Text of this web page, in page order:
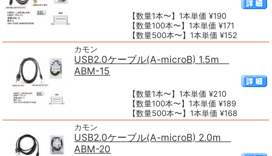
【数量1本〜】1本単価 ¥190
【数量100本〜】1本単価 ¥171
【数量500本〜】1本単価 ¥152
カモン
USB2.0ケーブル(A-microB) 1.5m
ABM-15
【数量1本〜】1本単価 ¥210
【数量100本〜】1本単価 ¥189
【数量500本〜】1本単価 ¥168
カモン
USB2.0ケーブル(A-microB) 2.0m
ABM-20